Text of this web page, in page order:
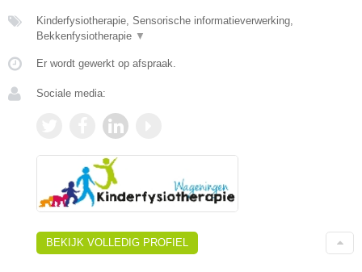
Kinderfysiotherapie, Sensorische informatieverwerking,
Bekkenfysiotherapie ▼
Er wordt gewerkt op afspraak.
Sociale media:
BEKIJK VOLLEDIG PROFIEL